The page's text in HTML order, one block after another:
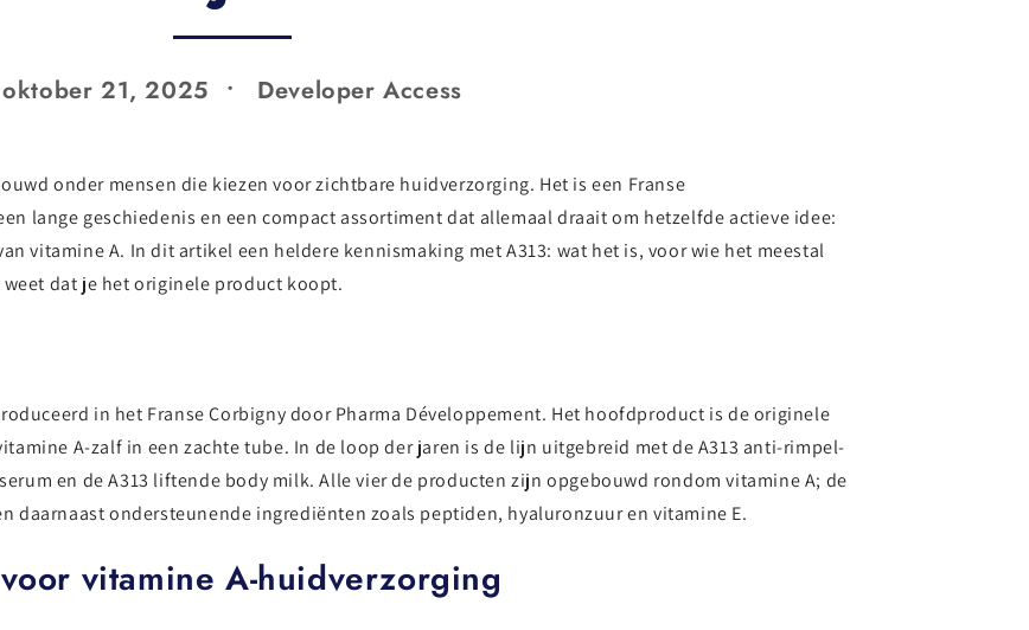
oktober 21, 2025 Developer Access
onder mensen die kiezen voor zichtbare huidverzorging. Het is een Franse
lange geschiedenis en een compact assortiment dat allemaal draait om hetzelfde actieve idee:
vitamine A. In dit artikel een heldere kennismaking met A313: wat het is, voor wie het meestal
dat je het originele product koopt.
in het Franse Corbigny door Pharma Développement. Het hoofdproduct is de originele
A-zalf in een zachte tube. In de loop der jaren is de lijn uitgebreid met de A313 anti-rimpel-
en de A313 liftende body milk. Alle vier de producten zijn opgebouwd rondom vitamine A; de
daarnaast ondersteunende ingrediënten zoals peptiden, hyaluronzuur en vitamine E.
vitamine A-huidverzorging